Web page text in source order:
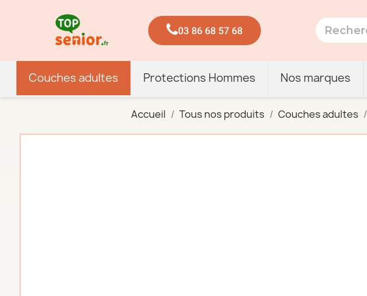
03 86 68 57 68
Couches adultes Protections Hommes Nos marques
Accueil Tous nos produits Couches adultes